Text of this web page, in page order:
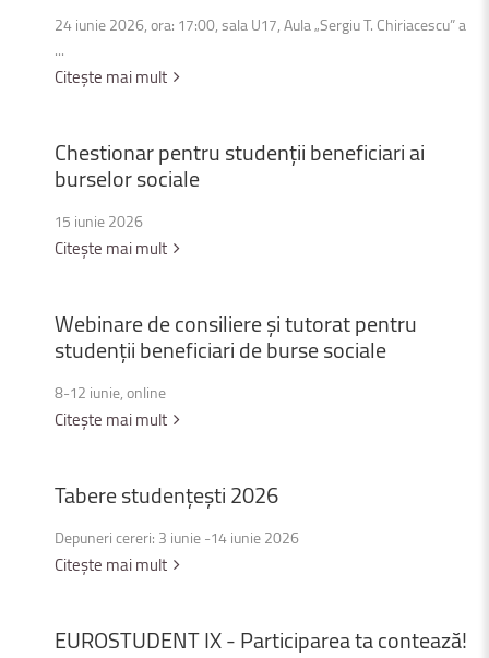
24 iunie 2026, ora: 17:00, sala U17, Aula „Sergiu T. Chiriacescu” a
...
Citește mai mult
Chestionarpentrustudențiibeneficiariai
burselorsociale
15 iunie 2026
Citește mai mult
Webinaredeconsiliereșitutoratpentru
studențiibeneficiaridebursesociale
8-12 iunie, online
Citește mai mult
Taberestudențești2026
Depuneri cereri: 3 iunie -14 iunie 2026
Citește mai mult
EUROSTUDENTIX-Participareatacontează!